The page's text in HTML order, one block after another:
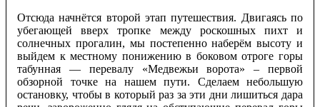
Отсюда начнётся второй этап путешествия. Двигаясь по
убегающей вверх тропке между роскошных пихт и
солнечных прогалин, мы постепенно наберём высоту и
выйдем к местному понижению в боковом отроге горы
табунная — перевалу «Медвежьи ворота» – первой
обзорной точке на нашем пути. Сделаем небольшую
остановку, чтобы в который раз за эти дни лишиться дара